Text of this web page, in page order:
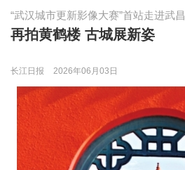
“武汉城市更新影像大赛”首站走进武昌
再拍黄鹤楼 古城展新姿
长江日报 2026年06月03日